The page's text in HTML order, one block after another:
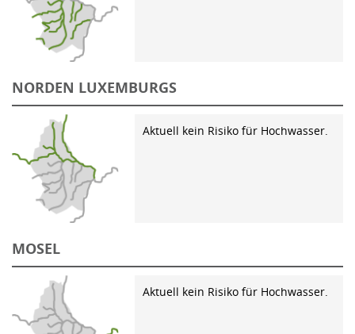
NORDEN LUXEMBURGS
Aktuell kein Risiko für Hochwasser.
MOSEL
Aktuell kein Risiko für Hochwasser.